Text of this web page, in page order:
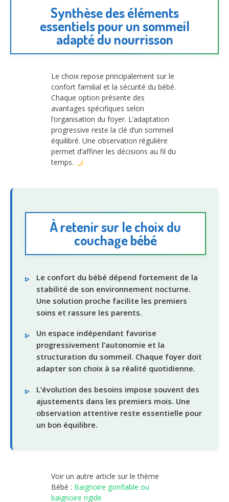
Synthèse des éléments
essentiels pour un sommeil
adapté du nourrisson
Le choix repose principalement sur le
confort familial et la sécurité du bébé.
Chaque option présente des
avantages spécifiques selon
l’organisation du foyer. L’adaptation
progressive reste la clé d’un sommeil
équilibré. Une observation régulière
permet d’affiner les décisions au fil du
temps.
À retenir sur le choix du
couchage bébé
Le confort du bébé dépend fortement de la
stabilité de son environnement nocturne.
Une solution proche facilite les premiers
soins et rassure les parents.
Un espace indépendant favorise
progressivement l’autonomie et la
structuration du sommeil. Chaque foyer doit
adapter son choix à sa réalité quotidienne.
L’évolution des besoins impose souvent des
ajustements dans les premiers mois. Une
observation attentive reste essentielle pour
un bon équilibre.
Voir un autre article sur le thème
Bébé : Baignoire gonflable ou
baignoire rigide